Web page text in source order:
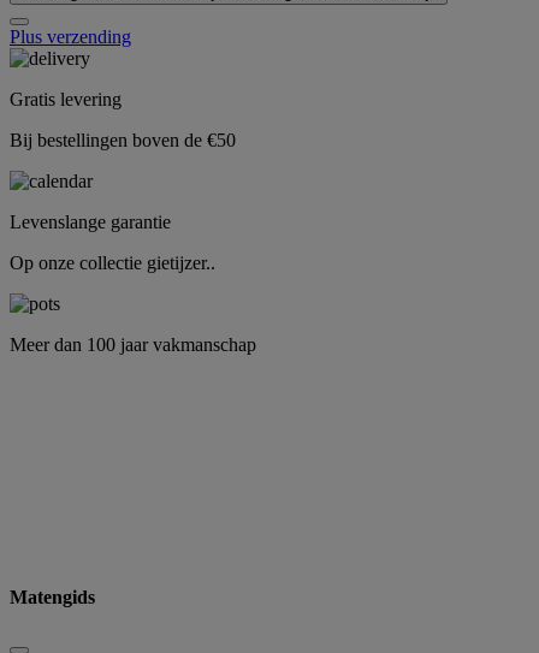
Plus verzending
Gratis levering
Bij bestellingen boven de €50
Levenslange garantie
Op onze collectie gietijzer..
Meer dan 100 jaar vakmanschap
Matengids